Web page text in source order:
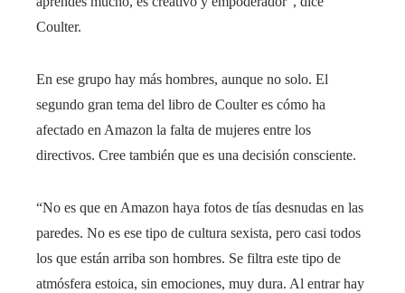
Coulter.
En ese grupo hay más hombres, aunque no solo. El
segundo gran tema del libro de Coulter es cómo ha
afectado en Amazon la falta de mujeres entre los
directivos. Cree también que es una decisión consciente.
“No es que en Amazon haya fotos de tías desnudas en las
paredes. No es ese tipo de cultura sexista, pero casi todos
los que están arriba son hombres. Se filtra este tipo de
atmósfera estoica, sin emociones, muy dura. Al entrar hay